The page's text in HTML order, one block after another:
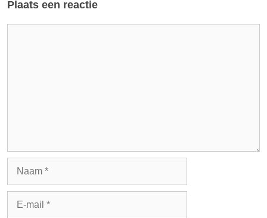
Plaats een reactie
Naam